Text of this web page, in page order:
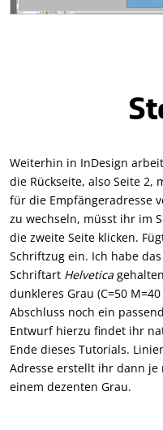
Weiterhin in InDesign
die Rückseite, also Seite 2,
für die Empfängeradresse
zu wechseln, müsst ihr im
die zweite Seite klicken.
Schriftzug ein. Ich habe
Schriftart Helvetica
dunkleres Grau (C=50
Abschluss noch ein
Entwurf hierzu findet ihr
Ende dieses Tutorials.
Adresse erstellt ihr dann je
einem dezenten Grau.